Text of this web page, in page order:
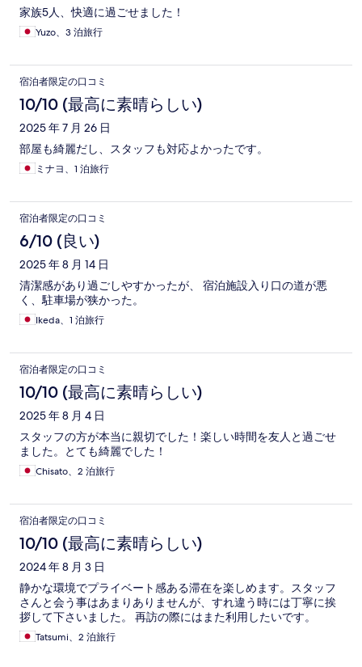
家族5人、快適に過ごせました！
Yuzo、3 泊旅行
宿泊者限定の口コミ
10/10 (最高に素晴らしい)
2025 年 7 月 26 日
部屋も綺麗だし、スタッフも対応よかったです。
ミナヨ、1 泊旅行
宿泊者限定の口コミ
6/10 (良い)
2025 年 8 月 14 日
清潔感があり過ごしやすかったが、 宿泊施設入り口の道が悪
く、駐車場が狭かった。
Ikeda、1 泊旅行
宿泊者限定の口コミ
10/10 (最高に素晴らしい)
2025 年 8 月 4 日
スタッフの方が本当に親切でした！楽しい時間を友人と過ごせ
ました。とても綺麗でした！
Chisato、2 泊旅行
宿泊者限定の口コミ
10/10 (最高に素晴らしい)
2024 年 8 月 3 日
静かな環境でプライベート感ある滞在を楽しめます。スタッフ
さんと会う事はあまりありませんが、すれ違う時には丁寧に挨
拶して下さいました。 再訪の際にはまた利用したいです。
Tatsumi、2 泊旅行